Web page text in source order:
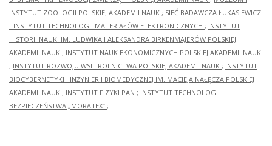
INSTYTUT ZOOLOGII POLSKIEJ AKADEMII NAUK ; SIEĆ BADAWCZA ŁUKASIEWICZ
- INSTYTUT TECHNOLOGII MATERIAŁÓW ELEKTRONICZNYCH ; INSTYTUT
HISTORII NAUKI IM. LUDWIKA I ALEKSANDRA BIRKENMAJERÓW POLSKIEJ
AKADEMII NAUK ; INSTYTUT NAUK EKONOMICZNYCH POLSKIEJ AKADEMII NAUK
; INSTYTUT ROZWOJU WSI I ROLNICTWA POLSKIEJ AKADEMII NAUK ; INSTYTUT
BIOCYBERNETYKI I INŻYNIERII BIOMEDYCZNEJ IM. MACIEJA NAŁĘCZA POLSKIEJ
AKADEMII NAUK ; INSTYTUT FIZYKI PAN ; INSTYTUT TECHNOLOGII
BEZPIECZEŃSTWA „MORATEX” ;